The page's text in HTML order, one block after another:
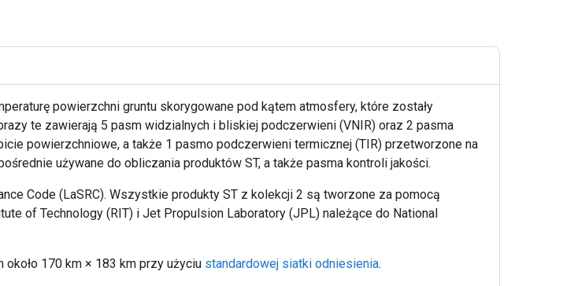
powierzchni gruntu skorygowane pod kątem atmosfery, które zostały
te zawierają 5 pasm widzialnych i bliskiej podczerwieni (VNIR) oraz 2 pasma
powierzchniowe, a także 1 pasmo podczerwieni termicznej (TIR) przetworzone na
używane do obliczania produktów ST, a także pasma kontroli jakości.
Code (LaSRC). Wszystkie produkty ST z kolekcji 2 są tworzone za pomocą
of Technology (RIT) i Jet Propulsion Laboratory (JPL) należące do National
około 170 km × 183 km przy użyciu standardowej siatki odniesienia.